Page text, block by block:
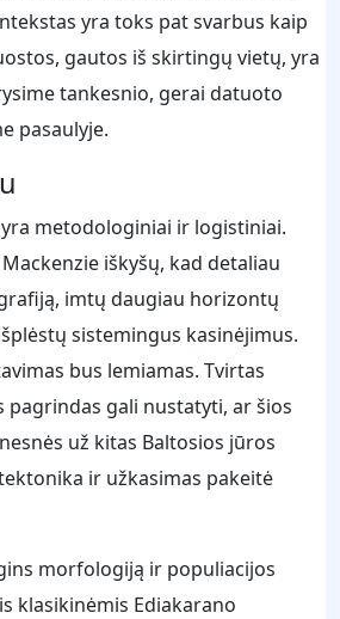
yra toks pat svarbus kaip
gautos iš skirtingų vietų, yra
tankesnio, gerai datuoto
pasaulyje.
metodologiniai ir logistiniai.
iškyšų, kad detaliau
imtų daugiau horizontų
sistemingus kasinėjimus.
bus lemiamas. Tvirtas
pagrindas gali nustatyti, ar šios
už kitas Baltosios jūros
ir užkasimas pakeitė
morfologiją ir populiacijos
klasikinėmis Ediakarano